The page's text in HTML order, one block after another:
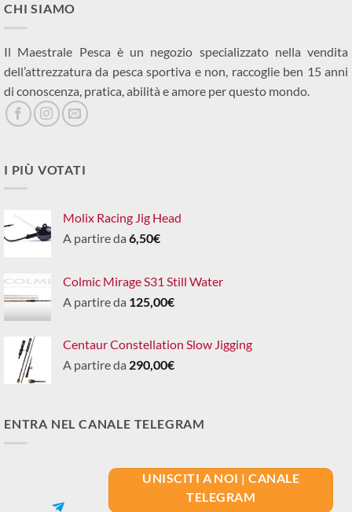
CHI SIAMO
Il Maestrale Pesca è un negozio specializzato nella vendita
dell’attrezzatura da pesca sportiva e non, raccoglie ben 15 anni
di conoscenza, pratica, abilità e amore per questo mondo.
I PIÙ VOTATI
Molix Racing Jig Head
A partire da 6,50€
Colmic Mirage S31 Still Water
A partire da 125,00€
Centaur Constellation Slow Jigging
A partire da 290,00€
ENTRA NEL CANALE TELEGRAM
UNISCITI A NOI | CANALE
TELEGRAM